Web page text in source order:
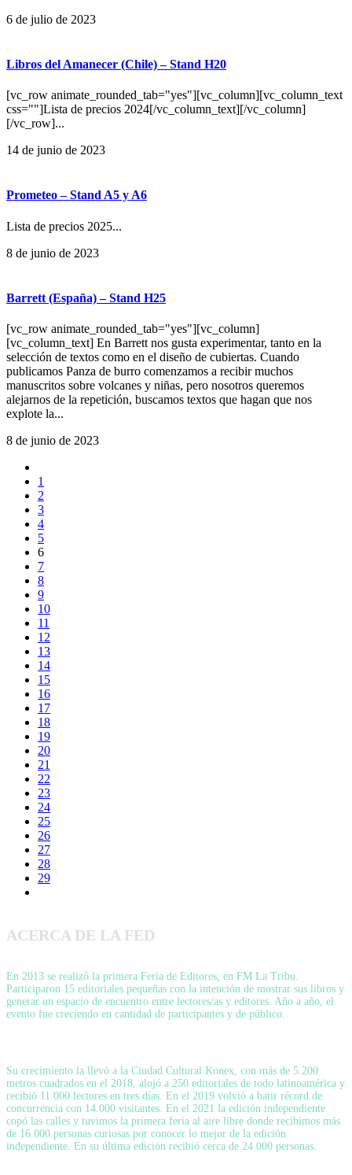
6 de julio de 2023
Libros del Amanecer (Chile) – Stand H20
[vc_row animate_rounded_tab="yes"][vc_column][vc_column_text
css=""]Lista de precios 2024[/vc_column_text][/vc_column]
[/vc_row]...
14 de junio de 2023
Prometeo – Stand A5 y A6
Lista de precios 2025...
8 de junio de 2023
Barrett (España) – Stand H25
[vc_row animate_rounded_tab="yes"][vc_column]
[vc_column_text] En Barrett nos gusta experimentar, tanto en la
selección de textos como en el diseño de cubiertas. Cuando
publicamos Panza de burro comenzamos a recibir muchos
manuscritos sobre volcanes y niñas, pero nosotros queremos
alejarnos de la repetición, buscamos textos que hagan que nos
explote la...
8 de junio de 2023
1
2
3
4
5
6
7
8
9
10
11
12
13
14
15
16
17
18
19
20
21
22
23
24
25
26
27
28
29
ACERCA DE LA FED
En 2013 se realizó la primera Feria de Editores, en FM La Tribu.
Participaron 15 editoriales pequeñas con la intención de mostrar sus libros y
generar un espacio de encuentro entre lectores/as y editores. Año a año, el
evento fue creciendo en cantidad de participantes y de público.
Su crecimiento la llevó a la Ciudad Cultural Konex, con más de 5.200
metros cuadrados en el 2018, alojó a 250 editoriales de todo latinoamérica y
recibió 11.000 lectores en tres días. En el 2019 volvió a batir récord de
concurrencia con 14.000 visitantes. En el 2021 la edición independiente
copó las calles y tuvimos la primera feria al aire libre donde recibimos más
de 16.000 personas curiosas por conocer lo mejor de la edición
independiente. En su última edición recibió cerca de 24.000 personas.